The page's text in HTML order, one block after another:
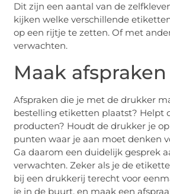
Dit zijn een aantal van de
kijken welke verschillende
op een rijtje te zetten. Of met
verwachten.
Maak
Afspraken die je met de drukker
bestelling etiketten plaatst? Helpt
producten? Houdt de drukker je
punten waar je aan moet denken
Ga daarom een duidelijk gesprek
verwachten. Zeker als je de
bij een drukkerij terecht voor
je in de buurt, en maak een